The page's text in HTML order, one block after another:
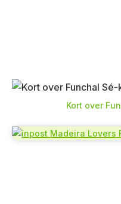
Kort over